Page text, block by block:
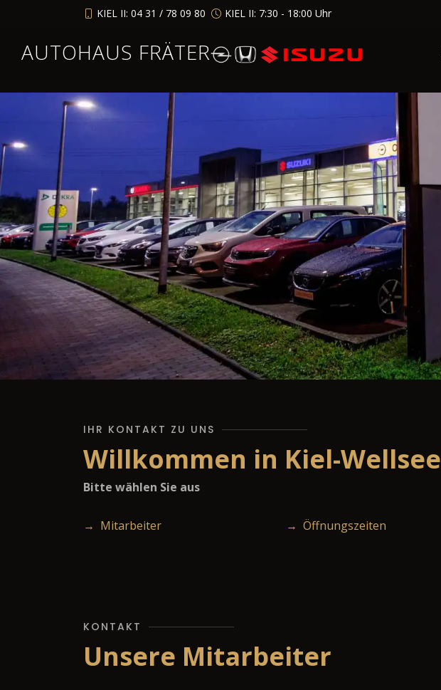
KIEL II: 04 31 / 78 09 80 KIEL II: 7:30 - 18:00 Uhr
AUTOHAUS FRÄTER
IHR KONTAKT ZU UNS
Willkommen in Kiel-Wellsee
Bitte wählen Sie aus
→ Mitarbeiter → Öffnungszeiten
KONTAKT
Unsere Mitarbeiter